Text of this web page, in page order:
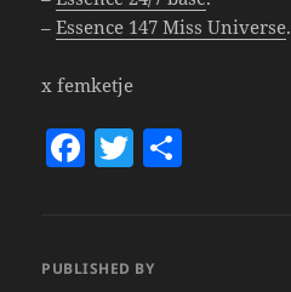
–Essence 147 Miss Universe.
x femketje
F
e
T
er
PUBLISHED BY